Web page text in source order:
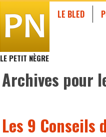
LE PETIT NÈGRE
LE BLED
Archives pour
Les 9 Conseils